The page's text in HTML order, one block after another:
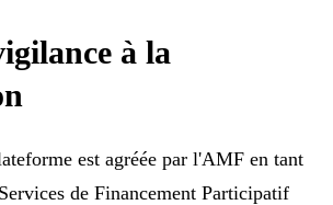
à la
est agréée par l'AMF en tant
de Financement Participatif